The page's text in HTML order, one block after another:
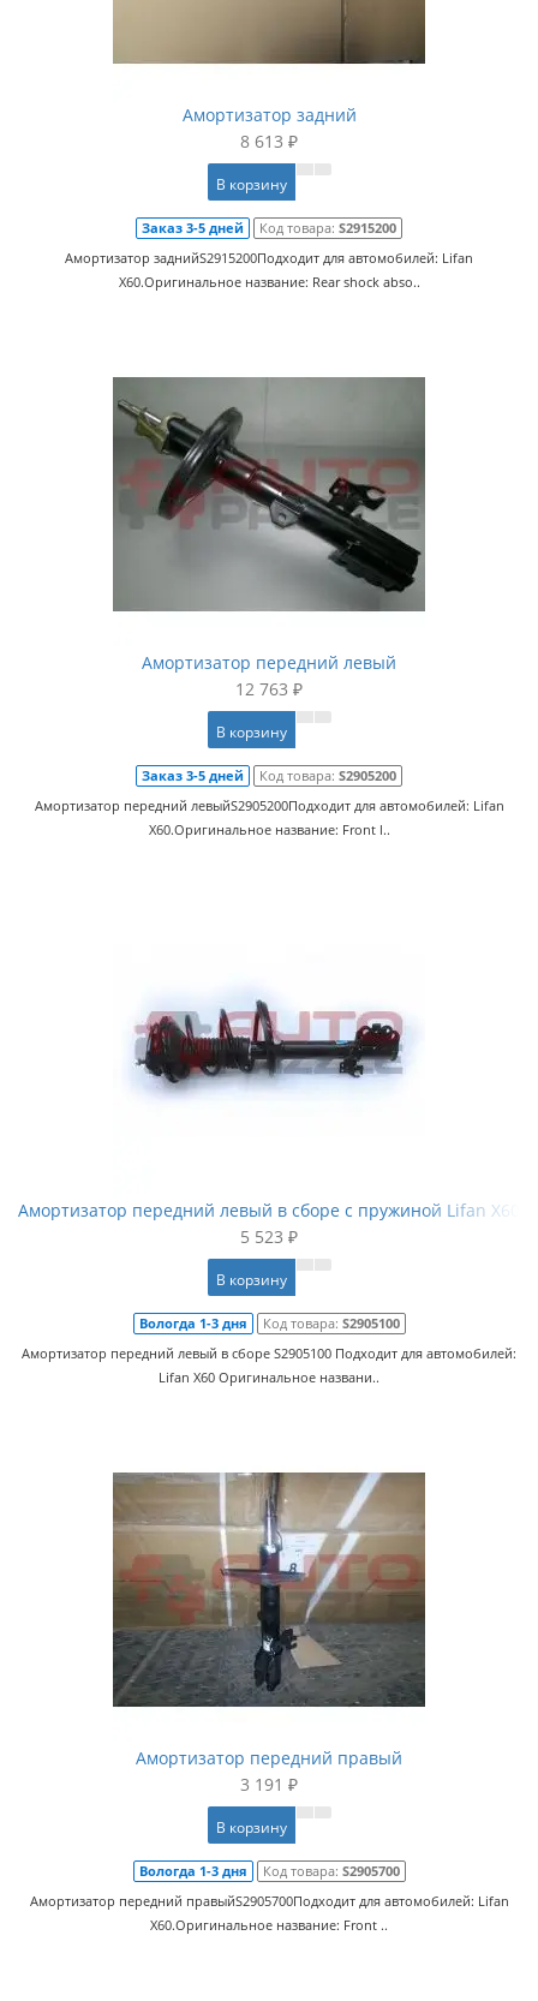
Амортизатор задний
8 613 ₽
В корзину
Заказ 3-5 дней Код товара: S2915200
Амортизатор заднийS2915200Подходит для автомобилей: Lifan
X60.Оригинальное название: Rear shock abso..
Амортизатор передний левый
12 763 ₽
В корзину
Заказ 3-5 дней Код товара: S2905200
Амортизатор передний левыйS2905200Подходит для автомобилей: Lifan
X60.Оригинальное название: Front l..
Амортизатор передний левый в сборе с пружиной Lifan X60
5 523 ₽
В корзину
Вологда 1-3 дня Код товара: S2905100
Амортизатор передний левый в сборе S2905100 Подходит для автомобилей:
Lifan X60 Оригинальное названи..
Амортизатор передний правый
3 191 ₽
В корзину
Вологда 1-3 дня Код товара: S2905700
Амортизатор передний правыйS2905700Подходит для автомобилей: Lifan
X60.Оригинальное название: Front ..